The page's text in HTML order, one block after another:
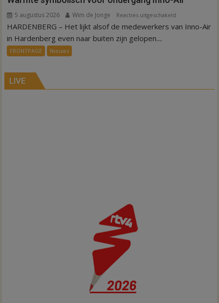
5 augustus 2026 Wim de Jonge Reacties uitgeschakeld
Warmte
HARDENBERG – Het lijkt alsof de medewerkers van Inno-Air
in Hardenberg even naar buiten zijn gelopen....
FRONTPAGE Nieuws
LIVE